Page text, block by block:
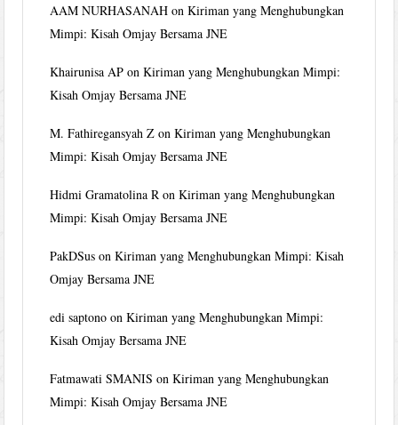
AAM NURHASANAH onKiriman yang Menghubungkan
Mimpi: Kisah Omjay Bersama JNE
Khairunisa AP onKiriman yang Menghubungkan Mimpi:
Kisah Omjay Bersama JNE
M. Fathiregansyah Z onKiriman yang Menghubungkan
Mimpi: Kisah Omjay Bersama JNE
Hidmi Gramatolina R onKiriman yang Menghubungkan
Mimpi: Kisah Omjay Bersama JNE
PakDSus onKiriman yang Menghubungkan Mimpi: Kisah
Omjay Bersama JNE
edi saptono onKiriman yang Menghubungkan Mimpi:
Kisah Omjay Bersama JNE
Fatmawati SMANIS onKiriman yang Menghubungkan
Mimpi: Kisah Omjay Bersama JNE